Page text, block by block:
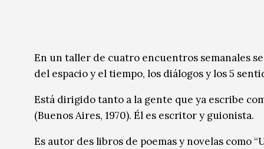
En un taller de cuatro encuentros semanales
del espacio y el tiempo, los diálogos y los 5
Está dirigido tanto a la gente que ya escribe
(Buenos Aires, 1970). Él es escritor y guionista.
Es autor des libros de poemas y novelas como